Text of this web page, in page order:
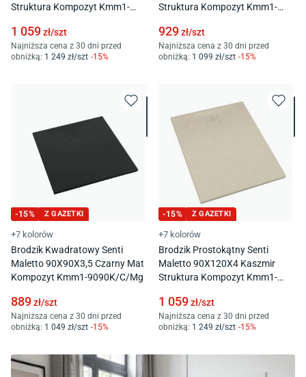
Struktura Kompozyt Kmm1-
1 059zł/szt
Najniższa cena z 30 dni przed
obniżką: 1 249 zł/szt -15%
Struktura Kompozyt Kmm1-
929zł/szt
Najniższa cena z 30 dni przed
obniżką: 1 099 zł/szt -15%
-15% Z GAZETKI
+7 kolorów
Brodzik Kwadratowy Senti
Maletto 90X90X3,5 Czarny Mat
Kompozyt Kmm1-9090K/C/Mg
889zł/szt
Najniższa cena z 30 dni przed
obniżką: 1 049 zł/szt -15%
-15% Z GAZETKI
+7 kolorów
Brodzik Prostokątny Senti
Maletto 90X120X4 Kaszmir
Struktura Kompozyt Kmm1-
1 059zł/szt
Najniższa cena z 30 dni przed
obniżką: 1 249 zł/szt -15%